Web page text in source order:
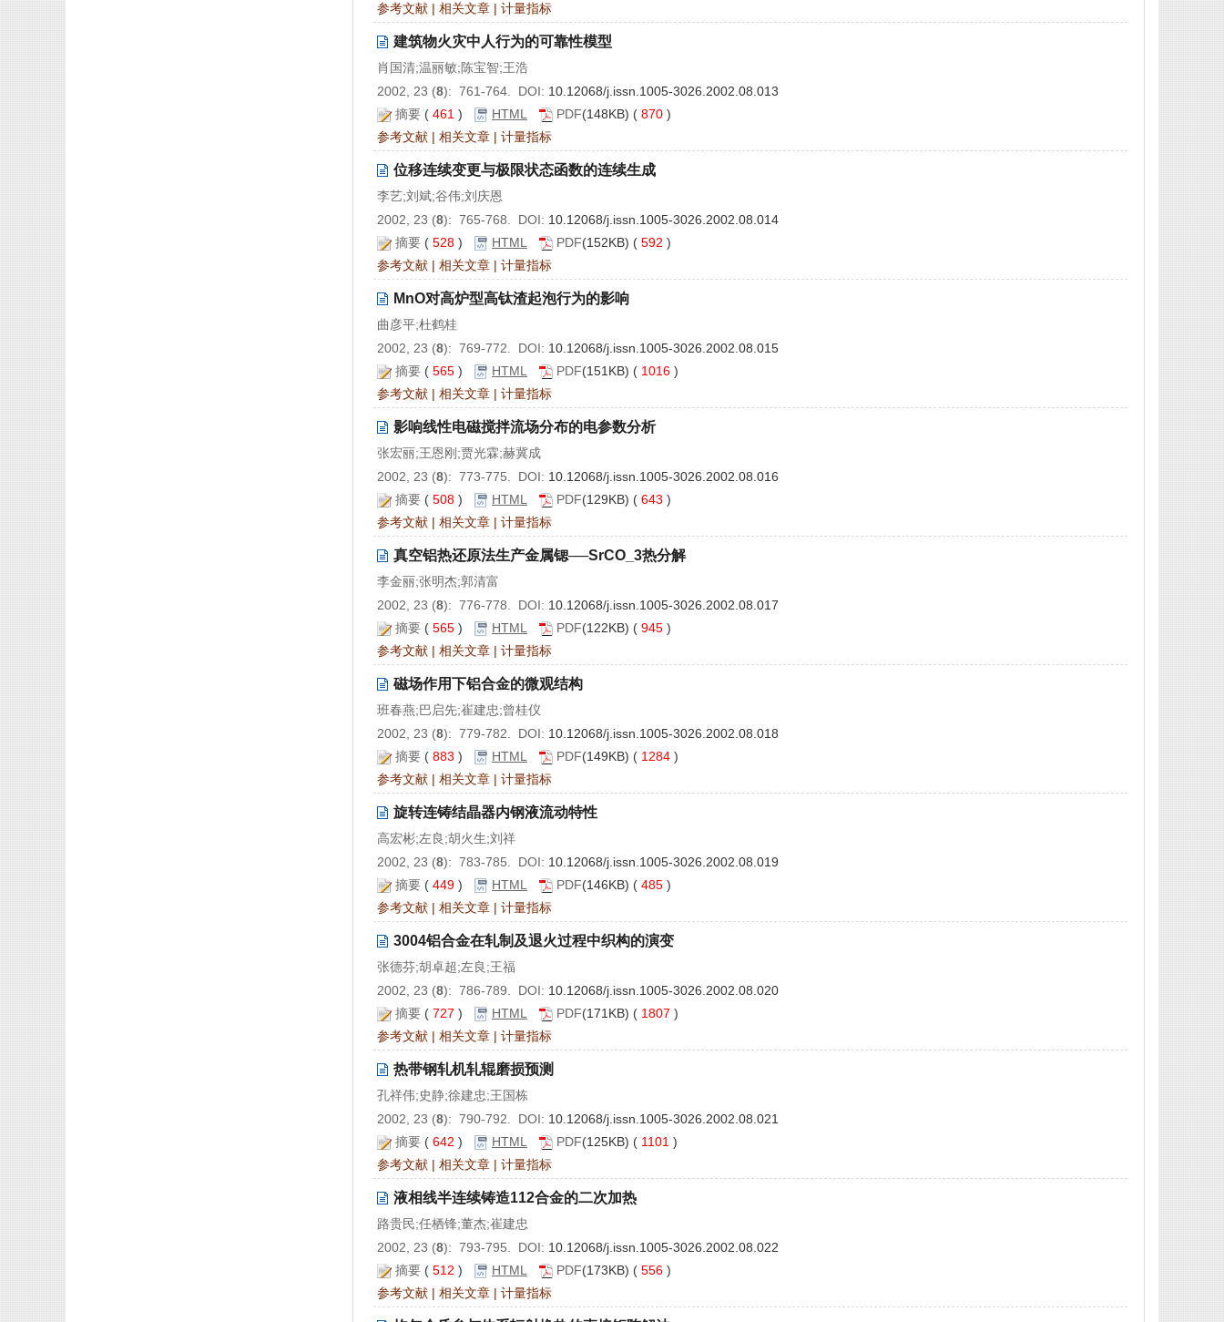
参考文献 | 相关文章 | 计量指标
建筑物火灾中人行为的可靠性模型
肖国清;温丽敏;陈宝智;王浩
2002, 23 (8): 761-764. DOI: 10.12068/j.issn.1005-3026.2002.08.013
摘要 ( 461 ) HTML PDF(148KB) ( 870 )
参考文献 | 相关文章 | 计量指标
位移连续变更与极限状态函数的连续生成
李艺;刘斌;谷伟;刘庆恩
2002, 23 (8): 765-768. DOI: 10.12068/j.issn.1005-3026.2002.08.014
摘要 ( 528 ) HTML PDF(152KB) ( 592 )
参考文献 | 相关文章 | 计量指标
MnO对高炉型高钛渣起泡行为的影响
曲彦平;杜鹤桂
2002, 23 (8): 769-772. DOI: 10.12068/j.issn.1005-3026.2002.08.015
摘要 ( 565 ) HTML PDF(151KB) ( 1016 )
参考文献 | 相关文章 | 计量指标
影响线性电磁搅拌流场分布的电参数分析
张宏丽;王恩刚;贾光霖;赫冀成
2002, 23 (8): 773-775. DOI: 10.12068/j.issn.1005-3026.2002.08.016
摘要 ( 508 ) HTML PDF(129KB) ( 643 )
参考文献 | 相关文章 | 计量指标
真空铝热还原法生产金属锶──SrCO_3热分解
李金丽;张明杰;郭清富
2002, 23 (8): 776-778. DOI: 10.12068/j.issn.1005-3026.2002.08.017
摘要 ( 565 ) HTML PDF(122KB) ( 945 )
参考文献 | 相关文章 | 计量指标
磁场作用下铝合金的微观结构
班春燕;巴启先;崔建忠;曾桂仪
2002, 23 (8): 779-782. DOI: 10.12068/j.issn.1005-3026.2002.08.018
摘要 ( 883 ) HTML PDF(149KB) ( 1284 )
参考文献 | 相关文章 | 计量指标
旋转连铸结晶器内钢液流动特性
高宏彬;左良;胡火生;刘祥
2002, 23 (8): 783-785. DOI: 10.12068/j.issn.1005-3026.2002.08.019
摘要 ( 449 ) HTML PDF(146KB) ( 485 )
参考文献 | 相关文章 | 计量指标
3004铝合金在轧制及退火过程中织构的演变
张德芬;胡卓超;左良;王福
2002, 23 (8): 786-789. DOI: 10.12068/j.issn.1005-3026.2002.08.020
摘要 ( 727 ) HTML PDF(171KB) ( 1807 )
参考文献 | 相关文章 | 计量指标
热带钢轧机轧辊磨损预测
孔祥伟;史静;徐建忠;王国栋
2002, 23 (8): 790-792. DOI: 10.12068/j.issn.1005-3026.2002.08.021
摘要 ( 642 ) HTML PDF(125KB) ( 1101 )
参考文献 | 相关文章 | 计量指标
液相线半连续铸造112合金的二次加热
路贵民;任栖锋;董杰;崔建忠
2002, 23 (8): 793-795. DOI: 10.12068/j.issn.1005-3026.2002.08.022
摘要 ( 512 ) HTML PDF(173KB) ( 556 )
参考文献 | 相关文章 | 计量指标